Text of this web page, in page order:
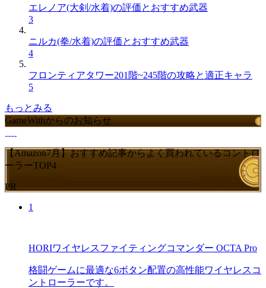
エレノア(大剣/水着)の評価とおすすめ武器
3
ニルカ(拳/水着)の評価とおすすめ武器
4
フロンティアタワー201階~245階の攻略と適正キャラ
5
もっとみる
GameWithからのお知らせ
【Amazon7月】おすすめ記事からよく買われているコントロ
ーラーTOP4
PR
1
HORIワイヤレスファイティングコマンダー OCTA Pro
格闘ゲームに最適な6ボタン配置の高性能ワイヤレスコ
ントローラーです。